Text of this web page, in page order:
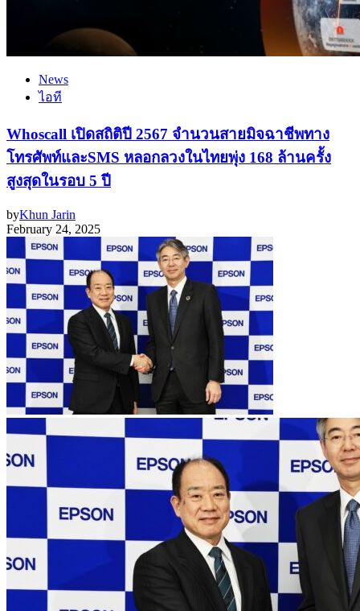
News
ไอที
Whoscall เปิดสถิติปี 2567 จำนวนสายมิจฉาชีพทาง
โทรศัพท์และSMS หลอกลวงในไทยพุ่ง 168 ล้านครั้ง
สูงสุดในรอบ 5 ปี
byKhun Jarin
February 24, 2025